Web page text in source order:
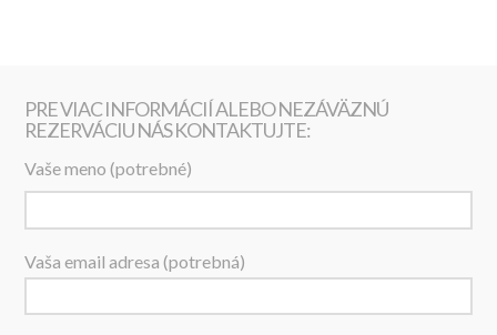
PRE VIAC INFORMÁCIÍ ALEBO NEZÁVÄZNÚ
REZERVÁCIU NÁS KONTAKTUJTE:
Vaše meno (potrebné)
Vaša email adresa (potrebná)